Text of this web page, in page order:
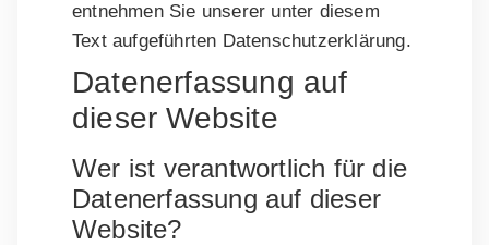
entnehmen Sie unserer unter diesem
Text aufgeführten Datenschutzerklärung.
Datenerfassung auf
dieser Website
Wer ist verantwortlich für die
Datenerfassung auf dieser
Website?